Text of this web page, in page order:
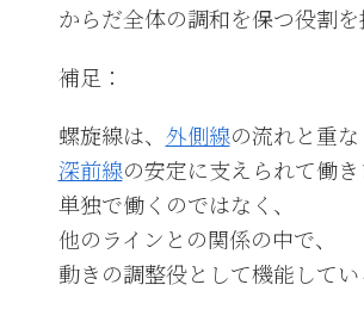
からだ全体の調和を保つ役割を
補足：
螺旋線は、 外側線の流れと重な
深前線の安定に支えられて働き
単独で働くのではなく、
他のラインとの関係の中で、
動きの調整役として機能してい